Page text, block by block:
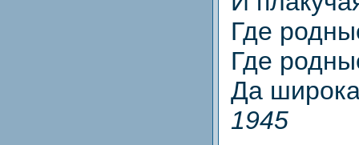
Где
Где
Да
1945